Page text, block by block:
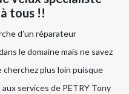
tous !!
d’un réparateur
le domaine mais ne savez
cherchez plus loin puisque
services de PETRY Tony